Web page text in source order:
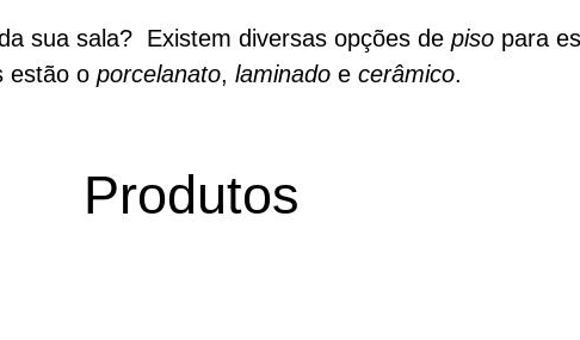
sua sala? Existem diversas opções de pisopara
estão o porcelanato, laminado e cerâmico.
Produtos